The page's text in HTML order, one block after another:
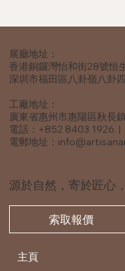
展廳地址：
香港銅鑼灣怡和街28號恒
深圳市福田區八卦嶺八卦
工廠地址：
廣東省惠州市惠陽區秋長
電話：+852 8403 1926
電郵地址：
源於自然，寄於匠心
索取報價
主頁